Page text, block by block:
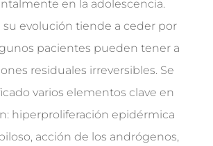
en la adolescencia.
evolución tiende a ceder por
pacientes pueden tener a
residuales irreversibles. Se
varios elementos clave en
hiperproliferación epidérmica
acción de los andrógenos,